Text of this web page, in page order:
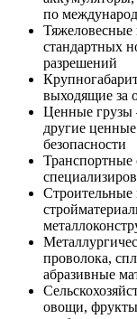
по
стандартных
разрешений
выходящие за
Ценные грузы
другие
безопасности
Строительные
проволока,
абразивные
овощи,